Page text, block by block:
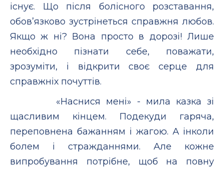
існує. Що після болісного розставання,
обов’язково зустрінеться справжня любов.
Якщо ж ні? Вона просто в дорозі! Лише
необхідно пізнати себе, поважати,
зрозуміти, і відкрити своє серце для
справжніх почуттів.
«Наснися мені» - мила казка зі
щасливим кінцем. Подекуди гаряча,
переповнена бажанням і жагою. А інколи
болем і стражданнями. Але кожне
випробування потрібне, щоб на повну